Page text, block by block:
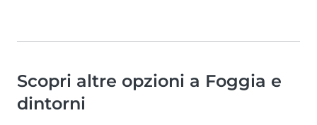
Scopri altre opzioni a Foggia e
dintorni